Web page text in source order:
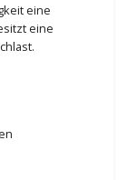
eine
eine